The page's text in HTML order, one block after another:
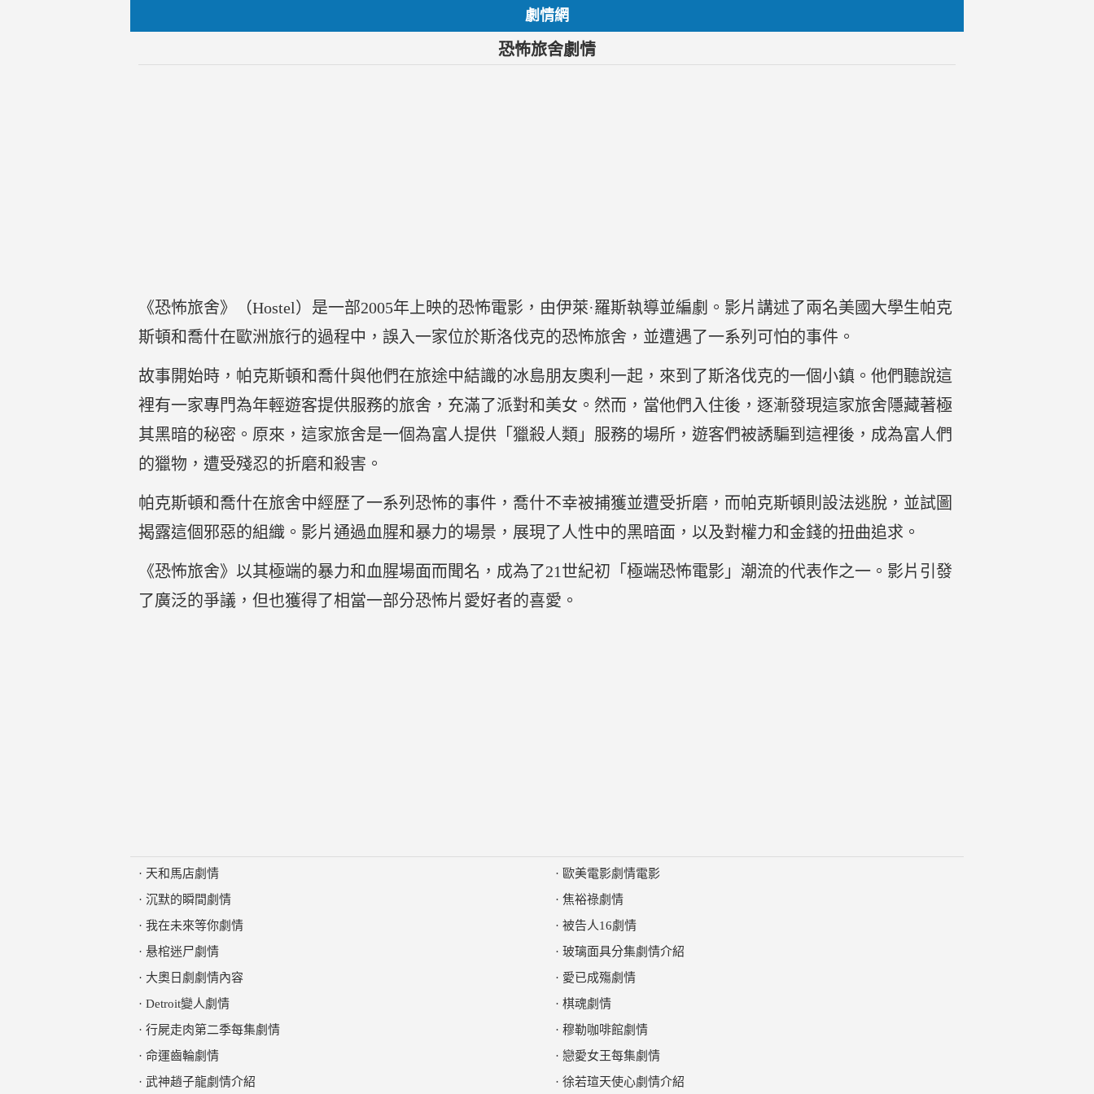
劇情網
恐怖旅舍劇情
《恐怖旅舍》（Hostel）是一部2005年上映的恐怖電影，由伊萊·羅斯執導並編劇。影片講述了兩名美國大學生帕克
斯頓和喬什在歐洲旅行的過程中，誤入一家位於斯洛伐克的恐怖旅舍，並遭遇了一系列可怕的事件。
故事開始時，帕克斯頓和喬什與他們在旅途中結識的冰島朋友奧利一起，來到了斯洛伐克的一個小鎮。他們聽說這
裡有一家專門為年輕遊客提供服務的旅舍，充滿了派對和美女。然而，當他們入住後，逐漸發現這家旅舍隱藏著極
其黑暗的秘密。原來，這家旅舍是一個為富人提供「獵殺人類」服務的場所，遊客們被誘騙到這裡後，成為富人們
的獵物，遭受殘忍的折磨和殺害。
帕克斯頓和喬什在旅舍中經歷了一系列恐怖的事件，喬什不幸被捕獲並遭受折磨，而帕克斯頓則設法逃脫，並試圖
揭露這個邪惡的組織。影片通過血腥和暴力的場景，展現了人性中的黑暗面，以及對權力和金錢的扭曲追求。
《恐怖旅舍》以其極端的暴力和血腥場面而聞名，成為了21世紀初「極端恐怖電影」潮流的代表作之一。影片引發
了廣泛的爭議，但也獲得了相當一部分恐怖片愛好者的喜愛。
· 天和馬店劇情
· 沉默的瞬間劇情
· 我在未來等你劇情
· 悬棺迷尸劇情
· 大奧日劇劇情內容
· Detroit變人劇情
· 行屍走肉第二季每集劇情
· 命運齒輪劇情
· 武神趙子龍劇情介紹
· 歐美電影劇情電影
· 焦裕祿劇情
· 被告人16劇情
· 玻璃面具分集劇情介紹
· 愛已成殤劇情
· 棋魂劇情
· 穆勒咖啡館劇情
· 戀愛女王每集劇情
· 徐若瑄天使心劇情介紹